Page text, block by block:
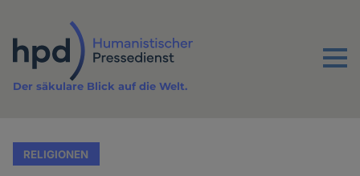
Inhalt
Menu
Der säkulare Blick auf die Welt.
RELIGIONEN